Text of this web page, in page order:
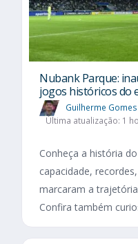
Nubank Parque:
jogos históricos do
Guilherme Gomes
Última atualização: 1
Conheça a história
capacidade,
marcaram a
Confira também